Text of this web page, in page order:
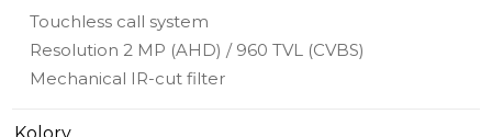
Touchless call system
Resolution 2 MP (AHD) / 960 TVL (CVBS)
Mechanical IR-cut filter